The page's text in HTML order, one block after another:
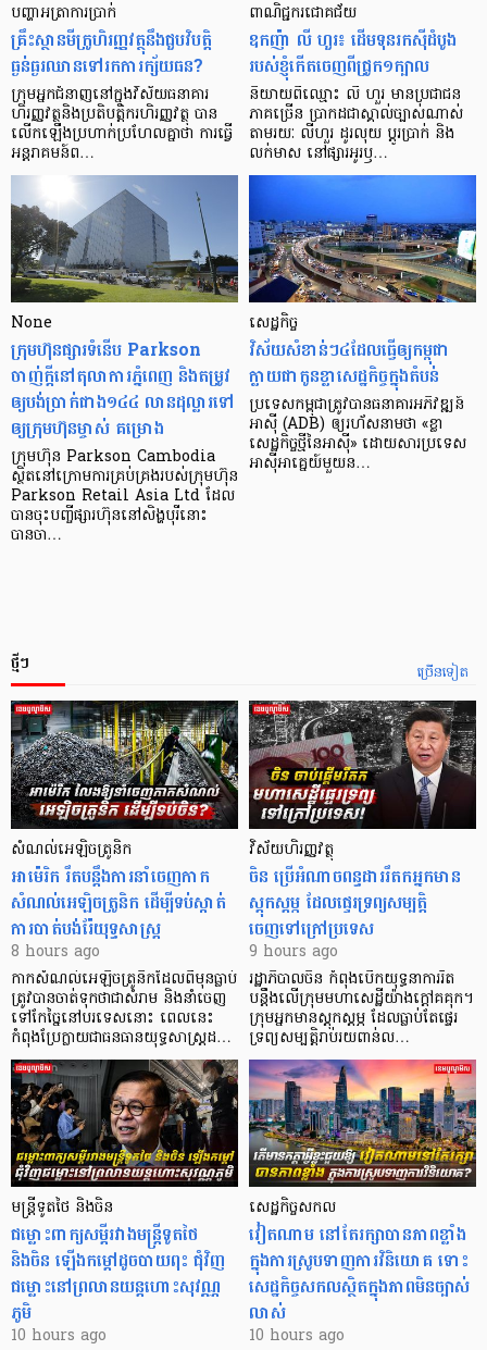
បញ្ហា​អត្រា​ការប្រាក់
គ្រឹះស្ថាន​មីក្រូ​ហិរញ្ញវត្ថុ​នឹង​ជួប​វិបត្តិ​
ធ្ងន់ធ្ងរ​ឈាន​ទៅ​រក​ការ​ក្ស័យធន?
ក្រុម​អ្នក​ជំនាញ​នៅ​ក្នុង​វិស័យ​ធនាគារ
ហិរញ្ញវត្ថុ​និង​ប្រតិបត្តិករ​ហិរញ្ញ​វត្ថុ បាន​​
លើក​ឡើង​ប្រហាក់​ប្រហែល​គ្នា​ថា ការ​ធ្វើ​
អន្តរាគមន៍​ព…
ពាណិជ្ជករជោគជ័យ
ឧកញ៉ា លី ហួរ៖ ដើមទុនរកស៊ីដំបូង
របស់ខ្ញុំកើតចេញពីជ្រូក១ក្បាល
និយាយ​ពី​ឈ្មោះ លី ហួរ មាន​ប្រជាជន​
ភាគ​ច្រើន ប្រាកដ​ជា​ស្គាល់​ច្បាស់​ណាស់
តាមរយៈ លីហួរ ដូរ​លុយ ប្តូរ​បា្រក់ និង​
លក់​មាស នៅ​ផ្សារ​អូរ​ឫ…
None
ក្រុមហ៊ុនផ្សារទំនើប Parkson
ចាញ់ក្ដីនៅតុលាការភ្នំពេញ និងតម្រូវ
ឲ្យបង់ប្រាក់ជាង១៤៤ លានដុល្លារទៅ
ឲ្យក្រុមហ៊ុនម្ចាស់ គម្រោង
ក្រុមហ៊ុន Parkson Cambodia
ស្ថិតនៅក្រោមការគ្រប់គ្រងរបស់ក្រុមហ៊ុន
Parkson Retail Asia Ltd ដែល
បានចុះបញ្ចីផ្សារហ៊ុននៅសិង្ហបុរីនោះ
បានចា…
សេដ្ឋកិច្ច​
វិស័យ​សំខាន់ៗ​៤​ដែល​ធ្វើ​ឲ្យ​កម្ពុជា​
ក្លាយ​ជា​កូន​ខ្លា​សេដ្ឋកិច្ច​ក្នុង​តំបន់
ប្រទេស​កម្ពុជា​ត្រូវ​បាន​ធនាគារ​អភិវឌ្ឍន៍​
អាស៊ី (ADB) ឲ្យ​រហ័ស​នាមថា «ខ្លា​
សេដ្ឋកិច្ច​ថ្មី​នៃ​អាស៊ី» ដោយសារ​ប្រទេស​
អាស៊ី​អាគ្នេយ៍​មួយ​ន…
ច្រើនទៀត
ថ្មីៗ
សំណល់អេឡិចត្រូនិក
អាម៉េរិក រឹតបន្តឹងការនាំចេញកាក
សំណល់អេឡិចត្រូនិក ដើម្បីទប់ស្កាត់
ការបាត់បង់រ៉ែយុទ្ធសាស្ត្រ
8 hours ago
កាក​សំណល់​អេឡិច​ត្រូនិកដែល​ពីមុនធ្លាប់​
ត្រូវបានចាត់ទុកថាជាសំរាម និងនាំចេញ
ទៅកែច្នៃនៅបរទេស​នោះ ពេលនេះ
កំពុងប្រែក្លាយជាធនធានយុទ្ធសាស្ត្រដ…
វិស័យហិរញ្ញវត្ថុ
ចិន ប្រើ​អំណាចពន្ធដាររឹតកអ្នកមាន
ស្ដុកស្ដម្ភ ដែលផ្ទេរទ្រព្យសម្បត្តិ
ចេញទៅក្រៅប្រទេស
9 hours ago
រដ្ឋាភិបាលចិន កំពុងបើកយុទ្ធនាការរឹត
បន្តឹងលើក្រុមមហាសេដ្ឋី​យ៉ាង​ក្ដៅគគុក។
​ក្រុមអ្នកមានស្ដុកស្ដម្ភ ដែល​ធ្លាប់​តែផ្ទេរ
ទ្រព្យសម្បត្តិរាប់រយពាន់ល…
មន្ត្រីទូតថៃ និងចិន
ជម្លោះពាក្យសម្តីរវាងមន្ត្រីទូតថៃ
និងចិន ឡើងកម្ដៅដូចបាយពុះ ជុំវិញ
ជម្លោះនៅព្រលានយន្តហោះសុវណ្ណ
ភូមិ
10 hours ago
សេដ្ឋកិច្ចសកល
វៀតណាម នៅតែរក្សាបានភាពខ្លាំង
ក្នុងការស្រូបទាញការវិនិយោគ​ ទោះ
សេដ្ឋកិច្ចសកលស្ថិតក្នុងភាពមិនច្បាស់
លាស់
10 hours ago